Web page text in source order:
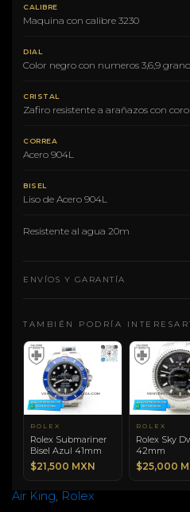
CALIBRE
Maquina con calibre 3230
DIAL
Color negro con numeros 3,6,9
CRISTAL
Zafiro resistente a arañazos con
CORREA
Acero 904L
BISEL
Liso de Acero 904L
Resistente al agua 20m
ENVÍOS Y GARANTÍA
TAMBIÉN PODRÍA
ROLEX
Rolex Submariner
Bisel Azul 41mm
$21,500 MXN
ROLEX
Rolex Sky
42mm
$25,000
Air King, Rolex